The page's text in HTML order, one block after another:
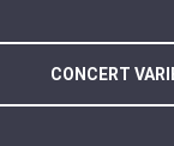
CONCERT